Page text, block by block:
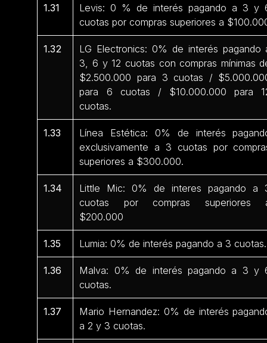
1.31
Levis: 0 % de interés pagando a 3 y
cuotas por compras superiores a
1.32
LG Electronics: 0% de interés pagando
3, 6 y 12 cuotas con compras mínimas
$2.500.000 para 3 cuotas /
para 6 cuotas / $10.000.000 para
cuotas.
1.33
Línea Estética: 0% de interés
exclusivamente a 3 cuotas por
superiores a $300.000.
1.34
Little Mic: 0% de interes pagando a
cuotas por compras superiores
$200.000
1.35 Lumia: 0% de interés pagando a 3 cuotas.
1.36
Malva: 0% de interés pagando a 3 y
cuotas.
1.37
Mario Hernandez: 0% de interés
a 2 y 3 cuotas.